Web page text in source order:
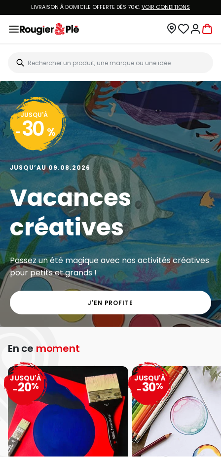
LIVRAISON À DOMICILE OFFERTE DÈS 70€.VOIR CONDITIONS
JUSQU'À
- 30 %
JUSQU’AU 09.08.2026
Vacances
créatives
Passez un été magique avec nos activités créatives
pour petits et grands !
J'EN PROFITE
En ce moment
JUSQU'À
-20%
JUSQU'À
-30%